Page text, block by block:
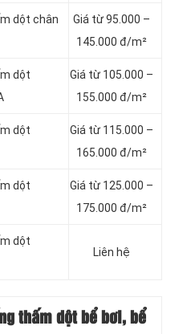
dột chân
Giá từ 95.000 –
145.000 đ/m²
dột
Giá từ 105.000 –
155.000 đ/m²
dột
Giá từ 115.000 –
165.000 đ/m²
dột
Giá từ 125.000 –
175.000 đ/m²
dột
Liên hệ
thấm dột bể bơi, bể